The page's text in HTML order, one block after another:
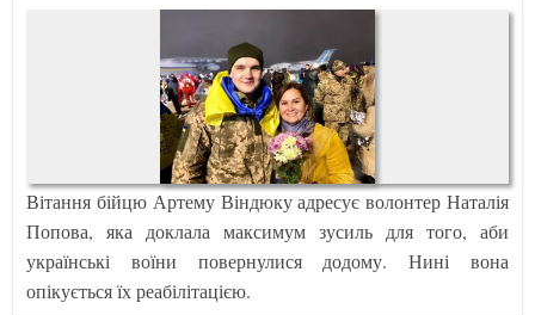
Вітання бійцю Артему Віндюку адресує волонтер Наталія
Попова, яка доклала максимум зусиль для того, аби
українські воїни повернулися додому. Нині вона
опікується їх реабілітацією.